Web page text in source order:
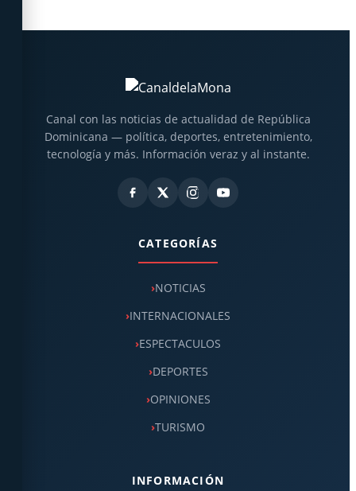
Canal con las noticias de actualidad de República
Dominicana — política, deportes, entretenimiento,
tecnología y más. Información veraz y al instante.
CATEGORÍAS
NOTICIAS
INTERNACIONALES
ESPECTACULOS
DEPORTES
OPINIONES
TURISMO
INFORMACIÓN